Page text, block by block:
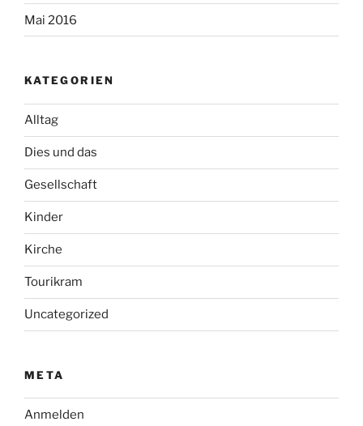
Mai 2016
KATEGORIEN
Alltag
Dies und das
Gesellschaft
Kinder
Kirche
Tourikram
Uncategorized
META
Anmelden